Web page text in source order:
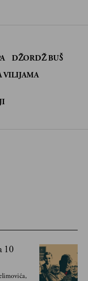
DŽORDŽ BUŠ
VILIJAMA
10